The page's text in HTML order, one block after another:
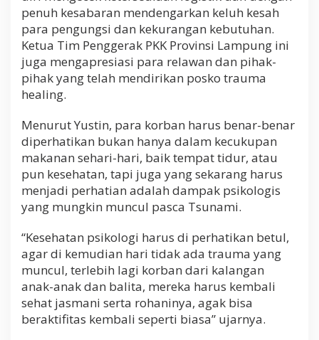
penuh kesabaran mendengarkan keluh kesah
para pengungsi dan kekurangan kebutuhan.
Ketua Tim Penggerak PKK Provinsi Lampung ini
juga mengapresiasi para relawan dan pihak-
pihak yang telah mendirikan posko trauma
healing.
Menurut Yustin, para korban harus benar-benar
diperhatikan bukan hanya dalam kecukupan
makanan sehari-hari, baik tempat tidur, atau
pun kesehatan, tapi juga yang sekarang harus
menjadi perhatian adalah dampak psikologis
yang mungkin muncul pasca Tsunami.
“Kesehatan psikologi harus di perhatikan betul,
agar di kemudian hari tidak ada trauma yang
muncul, terlebih lagi korban dari kalangan
anak-anak dan balita, mereka harus kembali
sehat jasmani serta rohaninya, agak bisa
beraktifitas kembali seperti biasa” ujarnya.